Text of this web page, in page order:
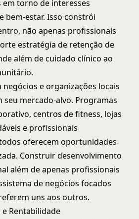
torno de interesses
bem-estar. Isso constrói
não apenas profissionais
estratégia de retenção de
além de cuidado clínico ao
negócios e organizações locais
mercado-alvo. Programas
centros de fitness, lojas
e profissionais
oferecem oportunidades
Construirdesenvolvimento
além de apenas profissionais
de negócios focados
uns aos outros.
e Rentabilidade